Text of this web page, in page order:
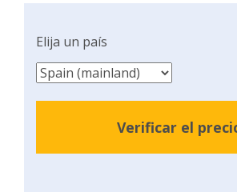
Elija un país
Verificar el